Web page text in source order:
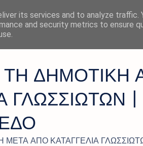
ΔΗΜΟΤΙΚΗ
ΓΛΩΣΣΙΩΤΩΝ
ΑΠΟ ΚΑΤΑΓΓΕΛΙΑ
its services and to analyze traffic.
and security metrics to ensure